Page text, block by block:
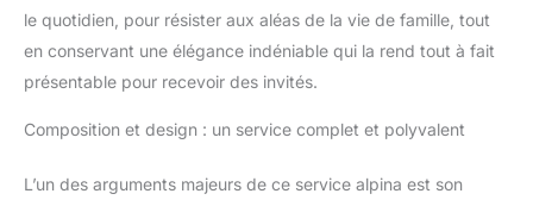
Le service de table pour
une couleur blanche, une
forme ronde et une
toute l'attention est
s'harmonise bien avec
le quotidien, pour résister aux aléas de la vie de famille, tout
en conservant une élégance indéniable qui la rend tout à fait
présentable pour recevoir des invités.
Composition et design : un service complet et polyvalent
L’un des arguments majeurs de ce service alpina est son